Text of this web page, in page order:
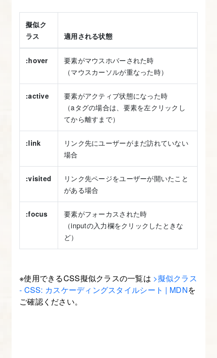
擬似ク
ラス
適用される状態
:hover
要素がマウスホバーされた時
（マウスカーソルが重なった時）
:active
要素がアクティブ状態になった時
（aタグの場合は、要素を左クリックし
てから離すまで）
:link
リンク先にユーザーがまだ訪れていない
場合
:visited
リンク先ページをユーザーが開いたこと
がある場合
:focus
要素がフォーカスされた時
（inputの入力欄をクリックしたときな
ど）
※使用できるCSS擬似クラスの一覧は >擬似クラス
- CSS: カスケーディングスタイルシート | MDNを
ご確認ください。